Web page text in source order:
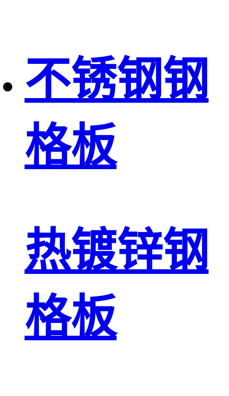
不锈钢钢
格板
热镀锌钢
格板